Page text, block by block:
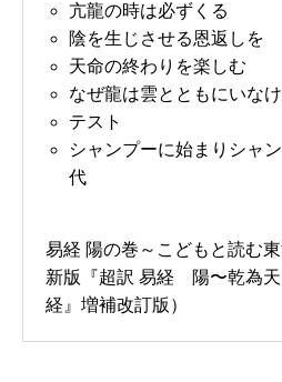
亢龍の時は必ずくる
陰を生じさせる恩返しを
天命の終わりを楽しむ
なぜ龍は雲とともにいな
テスト
シャンプーに始まりシャ
代
易経 陽の巻～こどもと読む
新版『超訳 易経 陽〜乾為
経』増補改訂版）